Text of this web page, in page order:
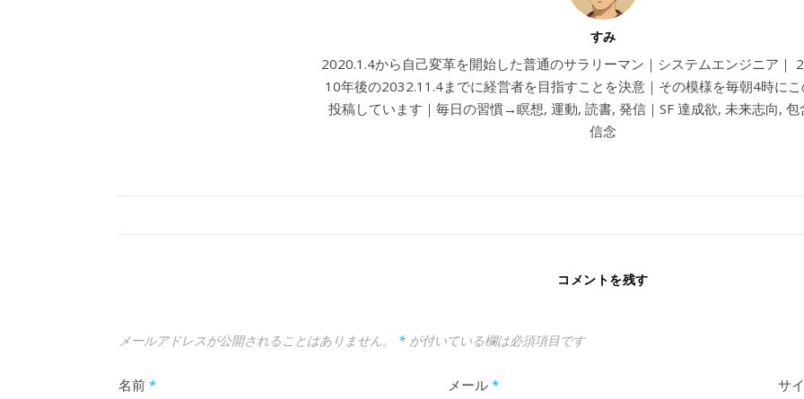
すみ
2020.1.4から自己変革を開始した普通のサラリーマン｜システムエンジニア｜
10年後の2032.11.4までに経営者を目指すことを決意｜その模様を毎朝4時に
投稿しています｜毎日の習慣→瞑想, 運動, 読書, 発信｜SF 達成欲, 未来志向, 包
信念
コメントを残す
メールアドレスが公開されることはありません。 * が付いている欄は必須項目です
名前 * メール* サ